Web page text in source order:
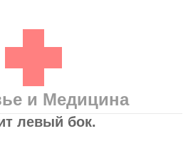
и Медицина
левый бок.